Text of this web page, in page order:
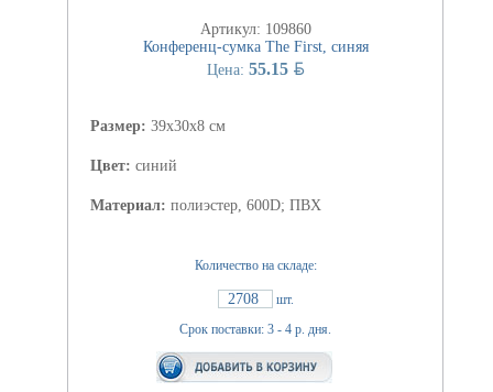
Артикул: 109860
Конференц-сумка The First, синяя
Цена: 55.15 BYN
Размер: 39х30х8 см
Цвет: синий
Материал: полиэстер, 600D; ПВХ
Количество на складе:
2708
шт.
Срок поставки: 3 - 4 р. дня.